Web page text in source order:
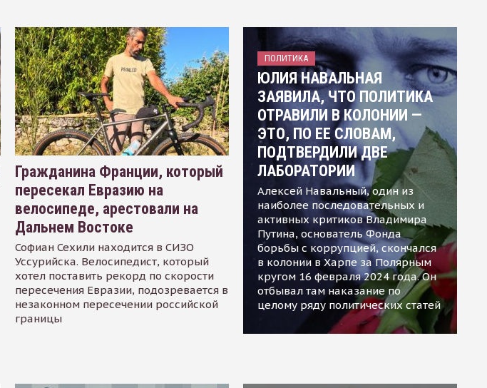
Гражданина Франции, который
пересекал Евразию на
велосипеде, арестовали на
Дальнем Востоке
Софиан Сехили находится в СИЗО
Уссурийска. Велосипедист, который
хотел поставить рекорд по скорости
пересечения Евразии, подозревается в
незаконном пересечении российской
границы
ПОЛИТИКА
ЮЛИЯ НАВАЛЬНАЯ
ЗАЯВИЛА, ЧТО ПОЛИТИКА
ОТРАВИЛИ В КОЛОНИИ —
ЭТО, ПО ЕЕ СЛОВАМ,
ПОДТВЕРДИЛИ ДВЕ
ЛАБОРАТОРИИ
Алексей Навальный, один из
наиболее последовательных и
активных критиков Владимира
Путина, основатель Фонда
борьбы с коррупцией, скончался
в колонии в Харпе за Полярным
кругом 16 февраля 2024 года. Он
отбывал там наказание по
целому ряду политических статей